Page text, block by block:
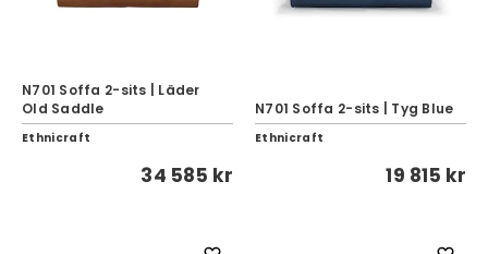
N701 Soffa 2-sits | Läder
Old Saddle
Ethnicraft
34 585 kr
N701 Soffa 2-sits | Tyg Blue
Ethnicraft
19 815 kr